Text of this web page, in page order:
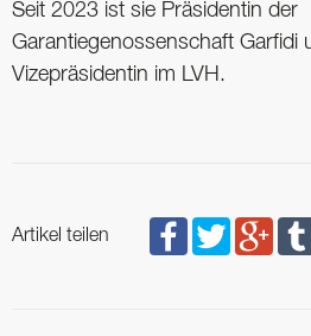
Seit 2023 ist sie Präsidentin der
Garantiegenossenschaft Garfidi
Vizepräsidentin im LVH.
Artikel teilen